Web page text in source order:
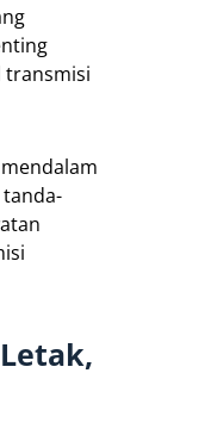
transmisi